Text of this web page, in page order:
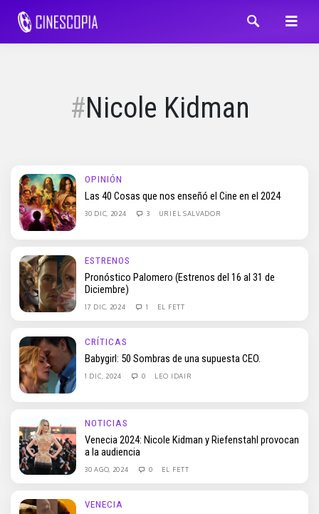
Nicole Kidman
OPINIÓN
Las 40 Cosas que nos enseñó el Cine en el 2024
30 DIC, 2024 3 URIEL SALVADOR
ESTRENOS
Pronóstico Palomero (Estrenos del 16 al 31 de
Diciembre)
17 DIC, 2024 1 EL FETT
CRÍTICAS
Babygirl: 50 Sombras de una supuesta CEO.
1 DIC, 2024 0 LEO IDAIR
NOTICIAS
Venecia 2024: Nicole Kidman y Riefenstahl provocan
a la audiencia
30 AGO, 2024 0 EL FETT
VENECIA